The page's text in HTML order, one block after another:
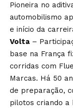
Pioneira no
automobilismo
e início da
Volta –
base na França
corridas com
Marcas. Há 50
de preparação,
pilotos criando a